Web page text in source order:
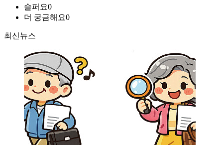
슬퍼요0
더 궁금해요0
최신뉴스